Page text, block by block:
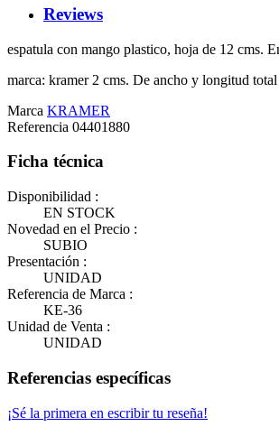
Reviews
espatula con mango plastico, hoja de 12 cms.
marca: kramer 2 cms. De ancho y longitud
Marca KRAMER
Referencia 04401880
Ficha técnica
Disponibilidad :
EN STOCK
Novedad en el Precio :
SUBIO
Presentación :
UNIDAD
Referencia de Marca :
KE-36
Unidad de Venta :
UNIDAD
Referencias específicas
¡Sé la primera en escribir tu reseña!